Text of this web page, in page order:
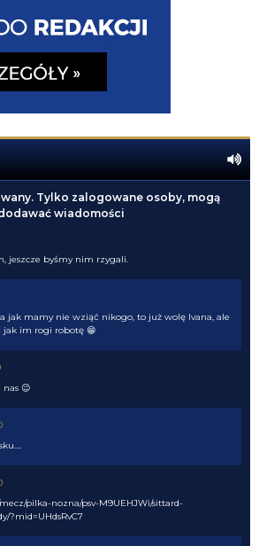
Tylko zalogowane osoby, mogą
wiadomości
jeszcze byśmy nim rzygali.
a jak mamy nie wziąć nikogo, to już wolę Ivana, ale
jak im rogi robotę 😁
nas 😉
pilka-nozna/psv-M9UEHJWi/sittard-
?mid=UHdsRvC7